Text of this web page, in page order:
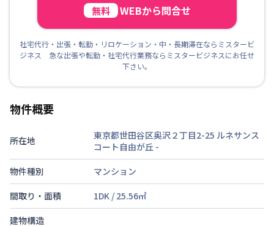
無料 WEBから問合せ
社宅代行・出張・転勤・リロケーション・中・長期滞在ならミスタービ
ジネス 急な出張や転勤・社宅代行業務ならミスタービジネスにお任せ
下さい。
物件概要
所在地
東京都世田谷区奥沢２丁目2-25 ルネサンス
コート自由が丘 -
物件種別
マンション
間取り・面積
1DK / 25.56㎡
建物構造